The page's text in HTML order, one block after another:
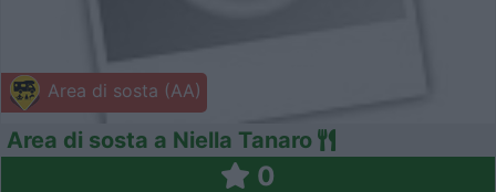
Area di sosta (AA)
Area di sosta a Niella Tanaro
0